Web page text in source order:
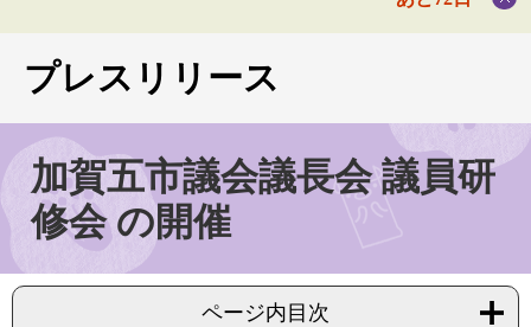
プレスリリース
加賀五市議会議長会 議員研
修会 の開催
ページ内目次